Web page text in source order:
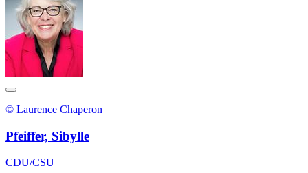
© Laurence Chaperon
Pfeiffer, Sibylle
CDU/CSU